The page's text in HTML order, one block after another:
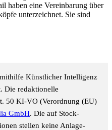
haben eine Vereinbarung über
unterzeichnet. Sie sind
Künstlicher Intelligenz
Die redaktionelle
50 KI-VO (Verordnung (EU)
GmbH. Die auf Stock-
stellen keine Anlage-